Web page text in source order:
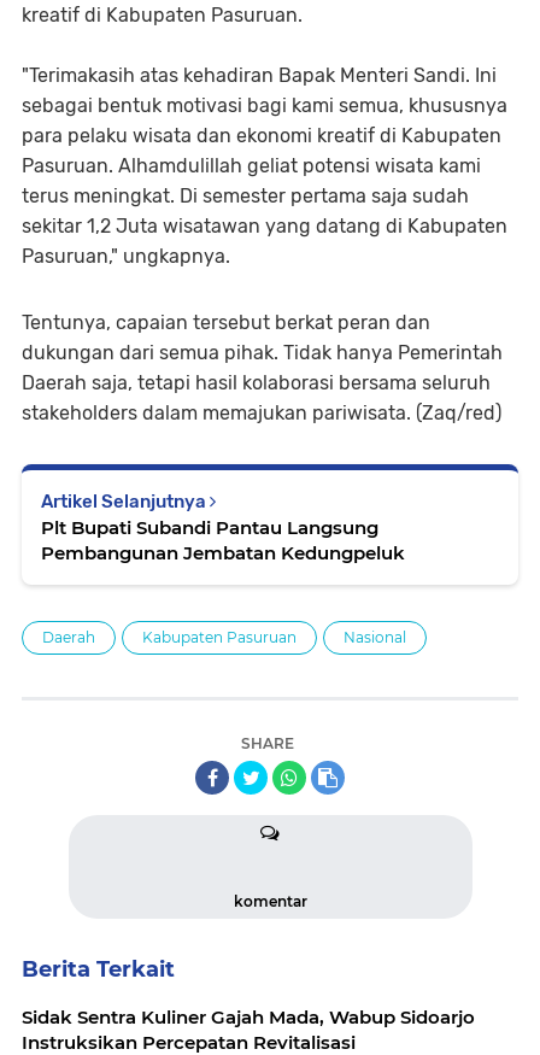
kreatif di Kabupaten Pasuruan.
"Terimakasih atas kehadiran Bapak Menteri Sandi. Ini
sebagai bentuk motivasi bagi kami semua, khususnya
para pelaku wisata dan ekonomi kreatif di Kabupaten
Pasuruan. Alhamdulillah geliat potensi wisata kami
terus meningkat. Di semester pertama saja sudah
sekitar 1,2 Juta wisatawan yang datang di Kabupaten
Pasuruan," ungkapnya.
Tentunya, capaian tersebut berkat peran dan
dukungan dari semua pihak. Tidak hanya Pemerintah
Daerah saja, tetapi hasil kolaborasi bersama seluruh
stakeholders dalam memajukan pariwisata. (Zaq/red)
Artikel Selanjutnya
Plt Bupati Subandi Pantau Langsung
Pembangunan Jembatan Kedungpeluk
Daerah Kabupaten Pasuruan Nasional
SHARE
komentar
Berita Terkait
Sidak Sentra Kuliner Gajah Mada, Wabup Sidoarjo
Instruksikan Percepatan Revitalisasi